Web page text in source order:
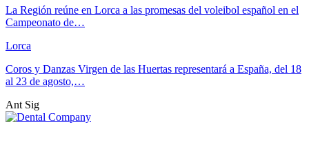
La Región reúne en Lorca a las promesas del voleibol español en el
Campeonato de…
Lorca
Coros y Danzas Virgen de las Huertas representará a España, del 18
al 23 de agosto,…
Ant Sig